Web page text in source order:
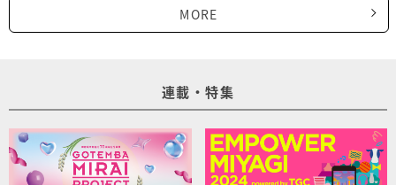
MORE
連載・特集